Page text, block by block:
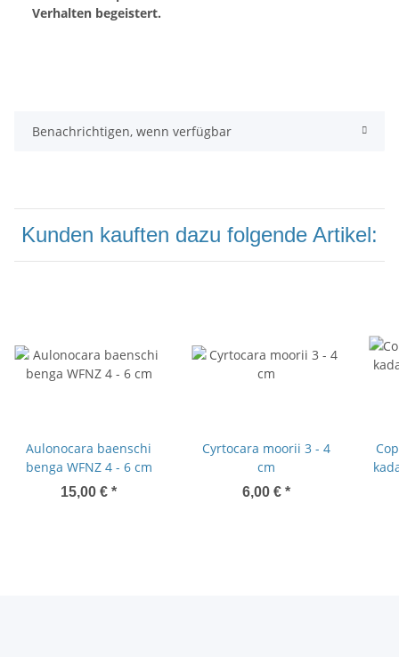
Verhalten begeistert.
Benachrichtigen, wenn verfügbar
Kunden kauften dazu folgende Artikel:
Aulonocara baenschi
benga WFNZ 4 - 6 cm
15,00 € *
Cyrtocara moorii 3 - 4
cm
6,00 € *